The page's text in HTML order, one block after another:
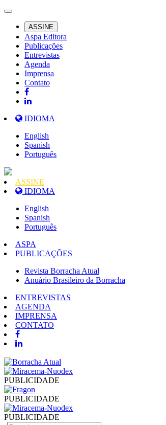
ASSINE
Aspa Editora
Publicações
Entrevistas
Agenda
Imprensa
Contato
IDIOMA
English
Spanish
Português
ASSINE
IDIOMA
English
Spanish
Português
ASPA
PUBLICAÇÕES
Revista Borracha Atual
Anuário Brasileiro da Borracha
ENTREVISTAS
AGENDA
IMPRENSA
CONTATO
PUBLICIDADE
PUBLICIDADE
PUBLICIDADE